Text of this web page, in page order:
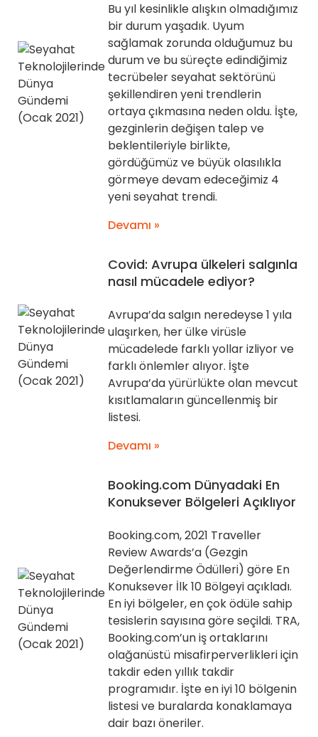
Bu yıl kesinlikle alışkın olmadığımız
bir durum yaşadık. Uyum
sağlamak zorunda olduğumuz bu
durum ve bu süreçte edindiğimiz
tecrübeler seyahat sektörünü
şekillendiren yeni trendlerin
ortaya çıkmasına neden oldu. İşte,
gezginlerin değişen talep ve
beklentileriyle birlikte,
gördüğümüz ve büyük olasılıkla
görmeye devam edeceğimiz 4
yeni seyahat trendi.
Devamı »
Covid: Avrupa ülkeleri salgınla
nasıl mücadele ediyor?
Avrupa’da salgın neredeyse 1 yıla
ulaşırken, her ülke virüsle
mücadelede farklı yollar izliyor ve
farklı önlemler alıyor. İşte
Avrupa’da yürürlükte olan mevcut
kısıtlamaların güncellenmiş bir
listesi.
Devamı »
Booking.com Dünyadaki En
Konuksever Bölgeleri Açıklıyor
Booking.com, 2021 Traveller
Review Awards’a (Gezgin
Değerlendirme Ödülleri) göre En
Konuksever İlk 10 Bölgeyi açıkladı.
En iyi bölgeler, en çok ödüle sahip
tesislerin sayısına göre seçildi. TRA,
Booking.com’un iş ortaklarını
olağanüstü misafirperverlikleri için
takdir eden yıllık takdir
programıdır. İşte en iyi 10 bölgenin
listesi ve buralarda konaklamaya
dair bazı öneriler.